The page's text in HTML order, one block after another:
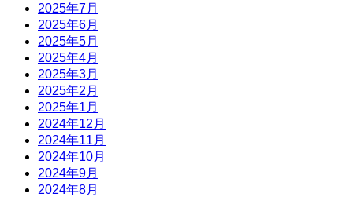
2025年7月
2025年6月
2025年5月
2025年4月
2025年3月
2025年2月
2025年1月
2024年12月
2024年11月
2024年10月
2024年9月
2024年8月